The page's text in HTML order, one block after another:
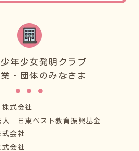
年少女発明クラブ
・団体のみなさま
株式会社
人 日東ベスト教育振興基金
式会社
式会社